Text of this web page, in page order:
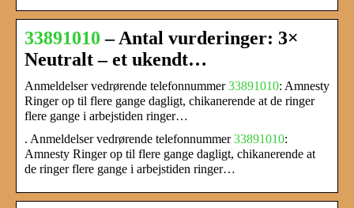
33891010 – Antal vurderinger: 3×
Neutralt – et ukendt…
Anmeldelser vedrørende telefonnummer33891010: Amnesty
Ringer op til flere gange dagligt, chikanerende at de ringer
flere gange i arbejstiden ringer…
. Anmeldelser vedrørende telefonnummer33891010:
Amnesty Ringer op til flere gange dagligt, chikanerende at
de ringer flere gange i arbejstiden ringer…